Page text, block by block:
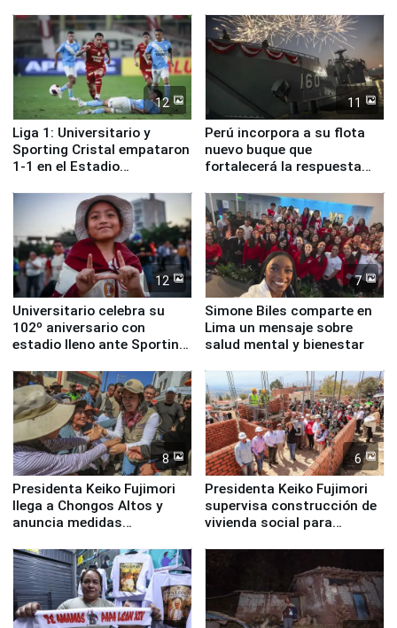
12
Liga 1: Universitario y
Sporting Cristal empataron
1-1 en el Estadio
11
Perú incorpora a su flota
nuevo buque que
fortalecerá la respuesta
12
Universitario celebra su
102º aniversario con
estadio lleno ante Sporting
7
Simone Biles comparte en
Lima un mensaje sobre
salud mental y bienestar
8
Presidenta Keiko Fujimori
llega a Chongos Altos y
anuncia medidas
educación, salud y empleo
6
Presidenta Keiko Fujimori
supervisa construcción de
vivienda social para